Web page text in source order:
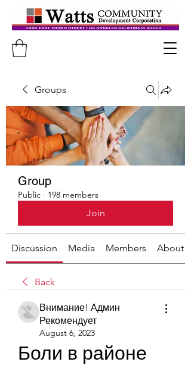
Groups
Group
Public · 198 members
Join
Discussion Media Members About
Back
Внимание! Админ
Рекомендует
August 6, 2023
Боли в районе